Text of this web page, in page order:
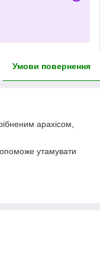
Умови повернення
арахісом,
утамувати